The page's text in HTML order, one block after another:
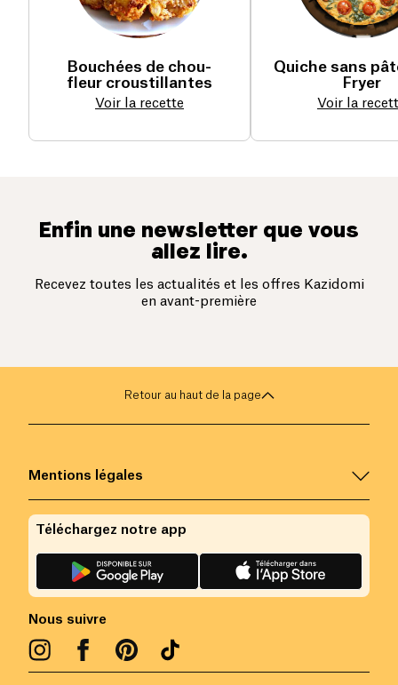
Bouchées de chou-
fleur croustillantes
Voir la recette
Quiche sans
Fryer
Voir la
Enfin une newsletter que vous
allez lire.
Recevez toutes les actualités et les offres Kazidomi
en avant-première
Retour au haut de la page
Mentions légales
Nous suivre
Téléchargez notre app